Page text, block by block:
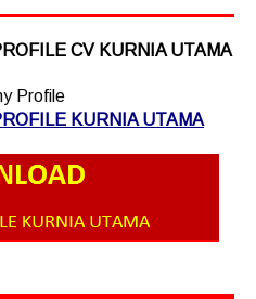
CV KURNIA UTAMA
Profile
KURNIA UTAMA